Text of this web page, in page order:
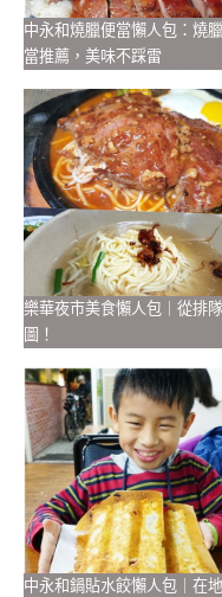
中永和燒臘便當懶人包：燒
當推薦，美味不踩雷
樂華夜市美食懶人包｜從排
圖！
中永和鍋貼水餃懶人包｜在